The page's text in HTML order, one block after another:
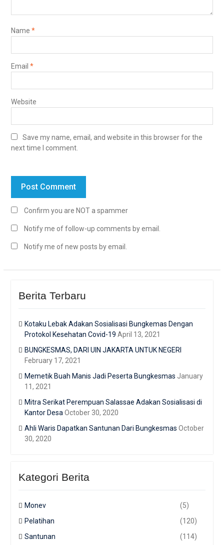
Name *
Email *
Website
Save my name, email, and website in this browser for the
next time I comment.
Confirm you are NOT a spammer
Notify me of follow-up comments by email.
Notify me of new posts by email.
Berita Terbaru
Kotaku Lebak Adakan Sosialisasi Bungkemas Dengan
Protokol Kesehatan Covid-19 April 13, 2021
BUNGKESMAS, DARI UIN JAKARTA UNTUK NEGERI
February 17, 2021
Memetik Buah Manis Jadi Peserta Bungkesmas January
11, 2021
Mitra Serikat Perempuan Salassae Adakan Sosialisasi di
Kantor Desa October 30, 2020
Ahli Waris Dapatkan Santunan Dari Bungkesmas October
30, 2020
Kategori Berita
Monev
(5)
Pelatihan
(120)
Santunan
(114)